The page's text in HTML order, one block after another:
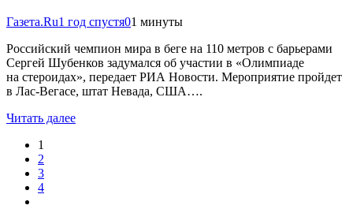
Газета.Ru1 год спустя01 минуты
Российский чемпион мира в беге на 110 метров с барьерами
Сергей Шубенков задумался об участии в «Олимпиаде
на стероидах», передает РИА Новости. Мероприятие пройдет
в Лас-Вегасе, штат Невада, США….
Читать далее
1
2
3
4